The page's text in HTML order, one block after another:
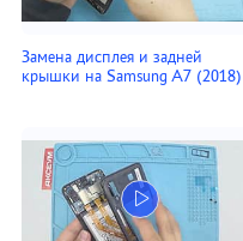
Замена дисплея и задней
крышки на Samsung A7 (2018)